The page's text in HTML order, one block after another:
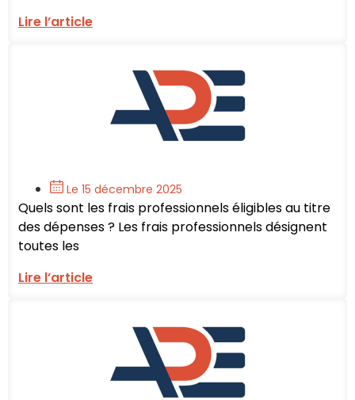
Lire l’article
Le 15 décembre 2025
Quels sont les frais professionnels éligibles au titre
des dépenses ? Les frais professionnels désignent
toutes les
Lire l’article